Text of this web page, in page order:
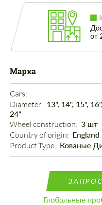
от
Марка
Cars:
Diameter: 13", 14", 15",
24"
Wheel construction: 3 шт
Country of origin: England
Product Type: Кованые
Глобальные